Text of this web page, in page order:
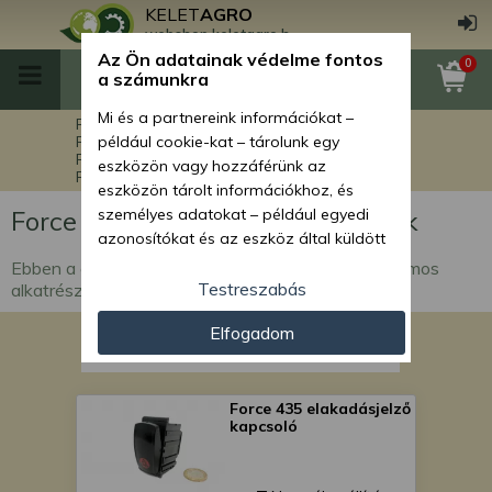
KELETAGRO
webshop.keletagro.hu
0
Főoldal
Force alkatrészek
Force kistraktorok alkatrészei
Force 435 kistraktor alkatrészek
Force 435 elektromos alkatrészek
Force 435 elektromos alkatrészek
Ebben a csoportban a Force 435 kistraktor elektromos
alkatrészei szerepelnek.
Force 435 elakadásjelző
kapcsoló
Az Ön adatainak védelme fontos
a számunkra
Mi és a partnereink információkat –
például cookie-kat – tárolunk egy
eszközön vagy hozzáférünk az
eszközön tárolt információkhoz, és
személyes adatokat – például egyedi
azonosítókat és az eszköz által küldött
személyre szabott hirdetések és
tartalom nyújtásához, hirdetés- és
tartalomméréshez, nézettségi adatok
gyűjtéséhez, valamint termékek
javításához. Az Ön engedélyével mi és a
partnereink eszközleolvasásos
módszerrel szerzett pontos geolokációs
adatokat és azonosítási információkat
Testreszabás
Elfogadom